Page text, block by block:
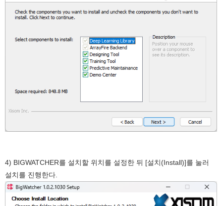
4) BIGWATCHER를 설치할 위치를 설정한 뒤 [설치(Install)]를 눌러
설치를 진행한다.